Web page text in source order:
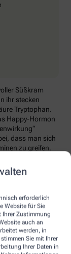
erforderlich
Website für Sie
Ihrer Zustimmung
auch an
werden, in
Sie mit Ihrer
Ihrer Daten in
Süßkram
ihr stecken
Tryptophan.
Happy-Hormon
dass man sich
zu greifen.
mit Familie und
zu tanken und
hebt
was man in
anderen in